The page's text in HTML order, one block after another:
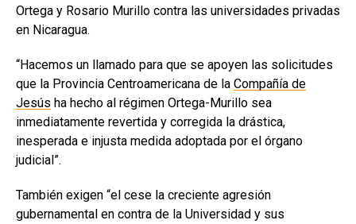
Ortega y Rosario Murillo contra las universidades privadas
en Nicaragua.
“Hacemos un llamado para que se apoyen las solicitudes
que la Provincia Centroamericana de la Compañía de
Jesús ha hecho al régimen Ortega-Murillo sea
inmediatamente revertida y corregida la drástica,
inesperada e injusta medida adoptada por el órgano
judicial”.
También exigen “el cese la creciente agresión
gubernamental en contra de la Universidad y sus